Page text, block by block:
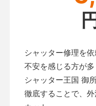
シャッター修理を
不安を感じる方が多
シャッター王国 御
徹底することで、